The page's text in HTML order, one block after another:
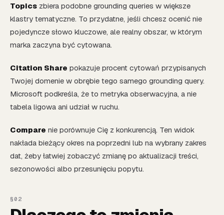
Topics zbiera podobne grounding queries w większe
klastry tematyczne. To przydatne, jeśli chcesz ocenić nie
pojedyncze słowo kluczowe, ale realny obszar, w którym
marka zaczyna być cytowana.
Citation Share pokazuje procent cytowań przypisanych
Twojej domenie w obrębie tego samego grounding query.
Microsoft podkreśla, że to metryka obserwacyjna, a nie
tabela ligowa ani udział w ruchu.
Compare nie porównuje Cię z konkurencją. Ten widok
nakłada bieżący okres na poprzedni lub na wybrany zakres
dat, żeby łatwiej zobaczyć zmianę po aktualizacji treści,
sezonowości albo przesunięciu popytu.